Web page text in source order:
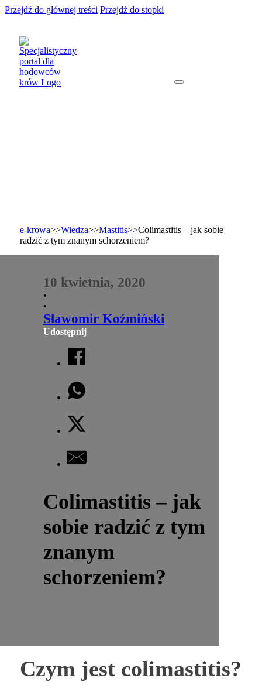
Przejdź do głównej treści Przejdź do stopki
e-krowa>>Wiedza>>Mastitis>>Colimastitis – jak sobie
radzić z tym znanym schorzeniem?
10 kwietnia, 2020
•
•
Sławomir Koźmiński
Udostępnij
Colimastitis – jak
sobie radzić z tym
znanym
schorzeniem?
Czym jest colimastitis?